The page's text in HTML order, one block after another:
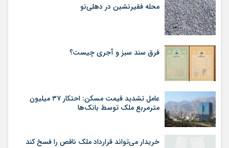
محله فقیرنشین در دهلی‏‌نو
فرق سند سبز و آجری چیست؟
عامل تشدید قیمت مسکن: احتکار ۳۷ میلیون
مترمربع ملک توسط بانک‌ها
خریدار می‌تواند قرارداد ملک ناقص را فسخ کند